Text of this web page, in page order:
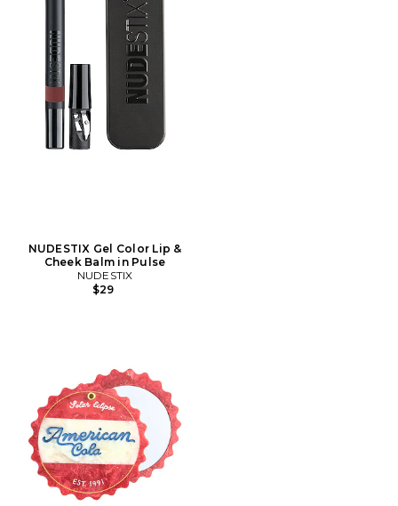
NUDESTIX Gel Color Lip &
Cheek Balm in Pulse
NUDESTIX
$29